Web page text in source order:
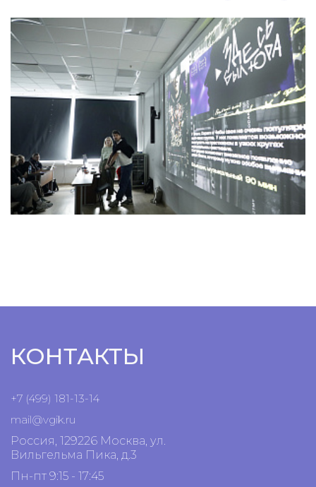
КОНТАКТЫ
+7 (499) 181-13-14
mail@vgik. ru
Россия, 129226 Москва, ул.
Вильгельма Пика, д.3
Пн-пт 9:15 - 17:45